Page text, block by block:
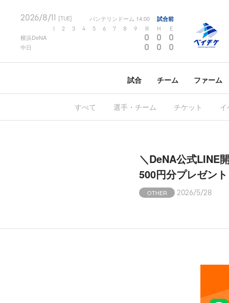
2026/8/11 [TUE] バンテリンドーム 14:00 試合前
2 3 4 5 6 7 8 9 R H E
横浜DeNA 0 0 0
中日 0 0 0
試合 チーム ファーム
すべて 選手・チーム チケット
＼DeNA公式LINE
500円分プレゼン
OTHER 2026/5/28